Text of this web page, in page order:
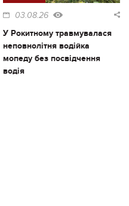
03.08.26
У Рокитному травмувалася
неповнолітня водійка
мопеду без посвідчення
водія